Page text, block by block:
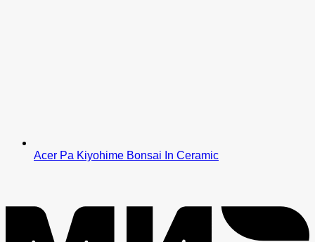
Acer Pa Kiyohime Bonsai In Ceramic